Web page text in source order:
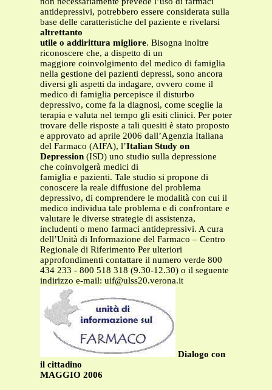
antidepressivi, potrebbero essere considerata sulla
base delle caratteristiche del paziente e rivelarsi
altrettanto
utile o addirittura migliore. Bisogna inoltre
riconoscere che, a dispetto di un
maggiore coinvolgimento del medico di famiglia
nella gestione dei pazienti depressi, sono ancora
diversi gli aspetti da indagare, ovvero come il
medico di famiglia percepisce il disturbo
depressivo, come fa la diagnosi, come sceglie la
terapia e valuta nel tempo gli esiti clinici. Per poter
trovare delle risposte a tali quesiti è stato proposto
e approvato ad aprile 2006 dall’Agenzia Italiana
del Farmaco (AIFA), l’Italian Study on
Depression (ISD) uno studio sulla depressione
che coinvolgerà medici di
famiglia e pazienti. Tale studio si propone di
conoscere la reale diffusione del problema
depressivo, di comprendere le modalità con cui il
medico individua tale problema e di confrontare e
valutare le diverse strategie di assistenza,
includenti o meno farmaci antidepressivi. A cura
dell’Unità di Informazione del Farmaco – Centro
Regionale di Riferimento Per ulteriori
approfondimenti contattare il numero verde 800
434 233 - 800 518 318 (9.30-12.30) o il seguente
indirizzo e-mail: uif@ulss20.verona.it
Dialogo con
il cittadino
MAGGIO 2006